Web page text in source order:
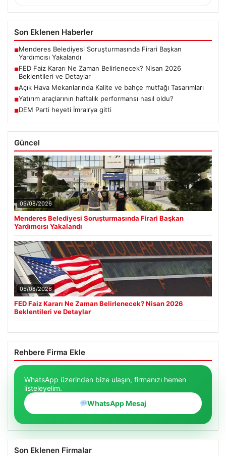
Son Eklenen Haberler
■Menderes Belediyesi Soruşturmasında Firari Başkan
Yardımcısı Yakalandı
■FED Faiz Kararı Ne Zaman Belirlenecek? Nisan 2026
Beklentileri ve Detaylar
■Açık Hava Mekanlarında Kalite ve bahçe mutfağı Tasarımları
■Yatırım araçlarının haftalık performansı nasıl oldu?
■DEM Parti heyeti İmralı’ya gitti
Güncel
05/08/2026
Menderes Belediyesi Soruşturmasında Firari Başkan
Yardımcısı Yakalandı
05/08/2026
FED Faiz Kararı Ne Zaman Belirlenecek? Nisan 2026
Beklentileri ve Detaylar
Rehbere Firma Ekle
WhatsApp üzerinden bize ulaşın, firmanızı hemen
listeleyelim.
WhatsApp Mesaj
Son Eklenen Firmalar